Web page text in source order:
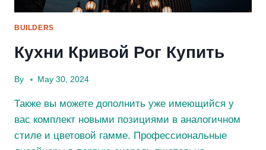
BUILDERS
Кухни Кривой Рог Купить
By May 30, 2024
Также вы можете дополнить уже имеющийся у
вас комплект новыми позициями в аналогичном
стиле и цветовой гамме. Профессиональные